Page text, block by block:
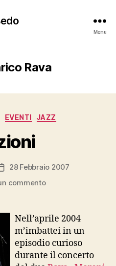
Menu
Rava
Categorie
EVENTI JAZZ
Data28 Febbraio 2007
commentosu
Nell’aprile 2004
m’imbattei in un
episodio curioso
durante il concerto